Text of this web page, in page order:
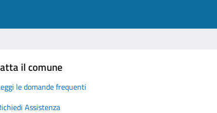
il comune
le domande frequenti
Assistenza